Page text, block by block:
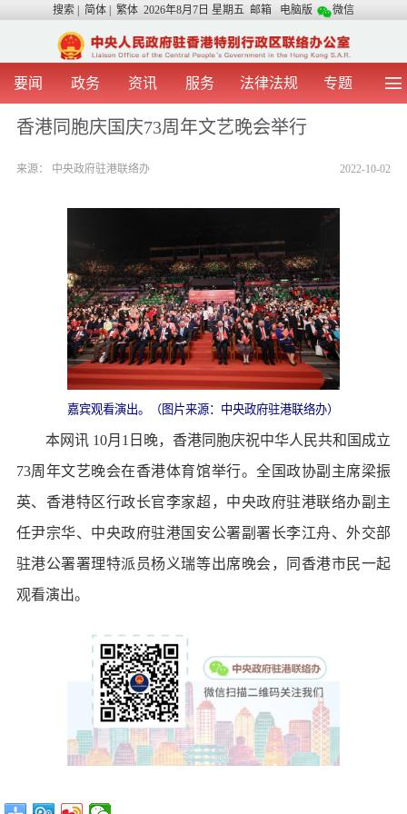
搜索 简体 繁体 2026年8月7日 星期五 邮箱 电脑版 微信
要闻 政务 资讯 服务 法律法规 专题
首 页 图 片 视 频
涉台事务 香港在线 媒体言论
香港同胞庆国庆73周年文艺晚会举行
2022-10-02
来源： 中央政府驻港联络办
嘉宾观看演出。（图片来源：中央政府驻港联络办）
本网讯 10月1日晚，香港同胞庆祝中华人民共和国成立
73周年文艺晚会在香港体育馆举行。全国政协副主席梁振
英、香港特区行政长官李家超，中央政府驻港联络办副主
任尹宗华、中央政府驻港国安公署副署长李江舟、外交部
驻港公署署理特派员杨义瑞等出席晚会，同香港市民一起
观看演出。